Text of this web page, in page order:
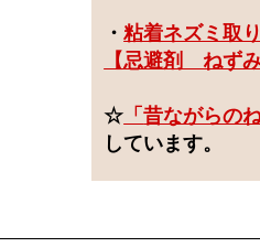
・粘着ネズミ取
【忌避剤 ねず
☆ 「昔ながらの
しています。